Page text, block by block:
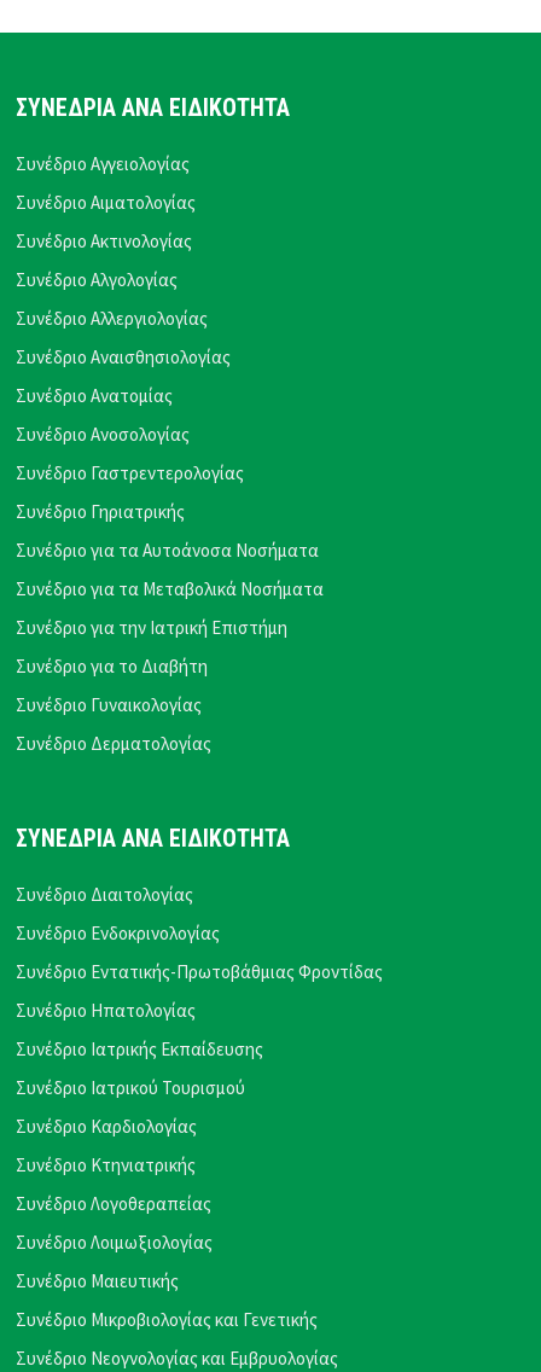
ΣΥΝΕΔΡΙΑ ΑΝΑ ΕΙΔΙΚΟΤΗΤΑ
Συνέδριο Αγγειολογίας
Συνέδριο Αιματολογίας
Συνέδριο Ακτινολογίας
Συνέδριο Αλγολογίας
Συνέδριο Αλλεργιολογίας
Συνέδριο Αναισθησιολογίας
Συνέδριο Ανατομίας
Συνέδριο Ανοσολογίας
Συνέδριο Γαστρεντερολογίας
Συνέδριο Γηριατρικής
Συνέδριο για τα Αυτοάνοσα Νοσήματα
Συνέδριο για τα Μεταβολικά Νοσήματα
Συνέδριο για την Ιατρική Επιστήμη
Συνέδριο για το Διαβήτη
Συνέδριο Γυναικολογίας
Συνέδριο Δερματολογίας
ΣΥΝΕΔΡΙΑ ΑΝΑ ΕΙΔΙΚΟΤΗΤΑ
Συνέδριο Διαιτολογίας
Συνέδριο Ενδοκρινολογίας
Συνέδριο Εντατικής-Πρωτοβάθμιας Φροντίδας
Συνέδριο Ηπατολογίας
Συνέδριο Ιατρικής Εκπαίδευσης
Συνέδριο Ιατρικού Τουρισμού
Συνέδριο Καρδιολογίας
Συνέδριο Κτηνιατρικής
Συνέδριο Λογοθεραπείας
Συνέδριο Λοιμωξιολογίας
Συνέδριο Μαιευτικής
Συνέδριο Μικροβιολογίας και Γενετικής
Συνέδριο Νεογνολογίας και Εμβρυολογίας